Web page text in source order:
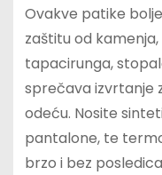
Ovakve patike
zaštitu od
tapacirunga,
sprečava izvrtanje
odeću. Nosite
pantalone, te
brzo i bez